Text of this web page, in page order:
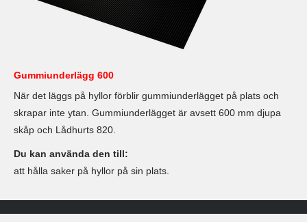
Gummiunderlägg 600
När det läggs på hyllor förblir gummiunderlägget på plats och
skrapar inte ytan. Gummiunderlägget är avsett 600 mm djupa
skåp och Lådhurts 820.
Du kan använda den till:
att hålla saker på hyllor på sin plats.